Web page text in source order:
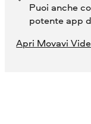
Puoi anche
potente app
Apri Movavi